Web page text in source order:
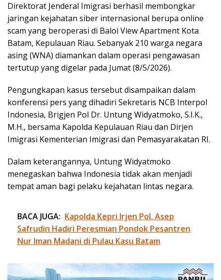
Direktorat Jenderal Imigrasi berhasil membongkar
jaringan kejahatan siber internasional berupa online
scam yang beroperasi di Baloi View Apartment Kota
Batam, Kepulauan Riau. Sebanyak 210 warga negara
asing (WNA) diamankan dalam operasi pengawasan
tertutup yang digelar pada Jumat (8/5/2026).
Pengungkapan kasus tersebut disampaikan dalam
konferensi pers yang dihadiri Sekretaris NCB Interpol
Indonesia, Brigjen Pol Dr. Untung Widyatmoko, S.I.K.,
M.H., bersama Kapolda Kepulauan Riau dan Dirjen
Imigrasi Kementerian Imigrasi dan Pemasyarakatan RI.
Dalam keterangannya, Untung Widyatmoko
menegaskan bahwa Indonesia tidak akan menjadi
tempat aman bagi pelaku kejahatan lintas negara.
BACA JUGA: Kapolda Kepri Irjen Pol. Asep
Safrudin Hadiri Peresmian Pondok Pesantren
Nur Iman Madani di Pulau Kasu Batam